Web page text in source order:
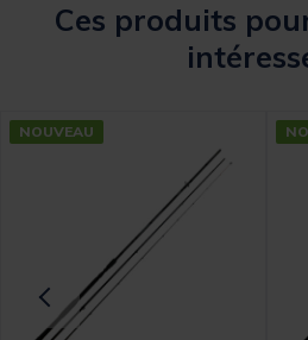
Ces produits
NOUVEAU